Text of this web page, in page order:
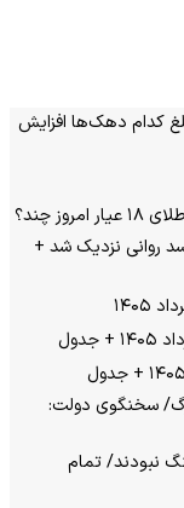
۱۴۰۵ اعلام شد | مبلغ کدام دهک‌ها افزایش
۱۴۰۵/ طلا به سد روانی نزدیک شد +
سخنگوی دولت:
نبودند/ تمام